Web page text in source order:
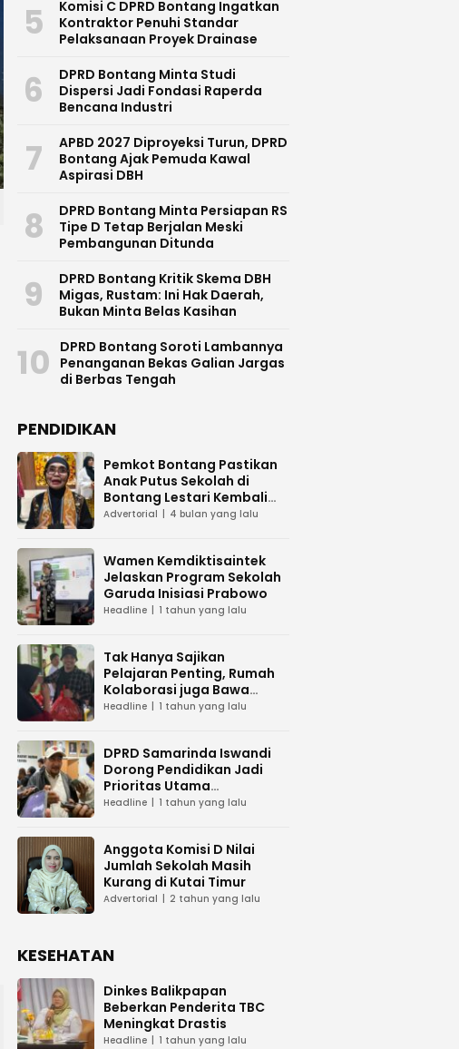
5
Komisi C DPRD Bontang Ingatkan
Kontraktor Penuhi Standar
Pelaksanaan Proyek Drainase
6
DPRD Bontang Minta Studi
Dispersi Jadi Fondasi Raperda
Bencana Industri
7
APBD 2027 Diproyeksi Turun, DPRD
Bontang Ajak Pemuda Kawal
Aspirasi DBH
8
DPRD Bontang Minta Persiapan RS
Tipe D Tetap Berjalan Meski
Pembangunan Ditunda
9
DPRD Bontang Kritik Skema DBH
Migas, Rustam: Ini Hak Daerah,
Bukan Minta Belas Kasihan
10
DPRD Bontang Soroti Lambannya
Penanganan Bekas Galian Jargas
di Berbas Tengah
PENDIDIKAN
Pemkot Bontang Pastikan
Anak Putus Sekolah di
Bontang Lestari Kembali
Mengenyam Pendidikan
Advertorial 4 bulan yang lalu
Wamen Kemdiktisaintek
Jelaskan Program Sekolah
Garuda Inisiasi Prabowo
Headline 1 tahun yang lalu
Tak Hanya Sajikan
Pelajaran Penting, Rumah
Kolaborasi juga Bawa
Sembako ke Sekolah Alam
Headline 1 tahun yang lalu
DPRD Samarinda Iswandi
Dorong Pendidikan Jadi
Prioritas Utama
Pemerintah
Headline 1 tahun yang lalu
Anggota Komisi D Nilai
Jumlah Sekolah Masih
Kurang di Kutai Timur
Advertorial 2 tahun yang lalu
KESEHATAN
Dinkes Balikpapan
Beberkan Penderita TBC
Meningkat Drastis
Headline 1 tahun yang lalu